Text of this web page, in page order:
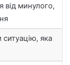
від минулого,
ситуацію, яка